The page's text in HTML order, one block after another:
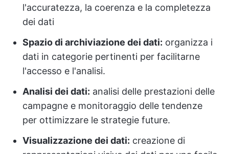
l'accuratezza, la coerenza e la completezza
dei dati
Spazio di archiviazione dei dati: organizza i
dati in categorie pertinenti per facilitarne
l'accesso e l'analisi.
Analisi dei dati: analisi delle prestazioni delle
campagne e monitoraggio delle tendenze
per ottimizzare le strategie future.
Visualizzazione dei dati: creazione di